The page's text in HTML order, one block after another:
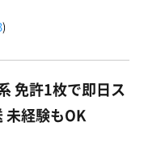
)
免許1枚で即日ス
未経験もOK